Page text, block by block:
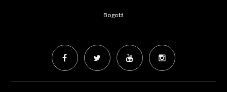
Bogotá